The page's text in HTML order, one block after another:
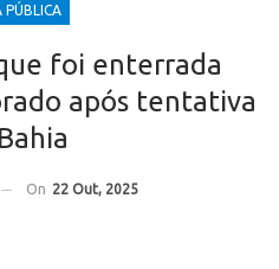
PÚBLICA
foi enterrada
após tentativa
On 22 Out, 2025